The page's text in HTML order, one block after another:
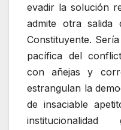
evadir la solución
admite otra salida
Constituyente.
pacífica del
con añejas y
estrangulan la
de insaciable